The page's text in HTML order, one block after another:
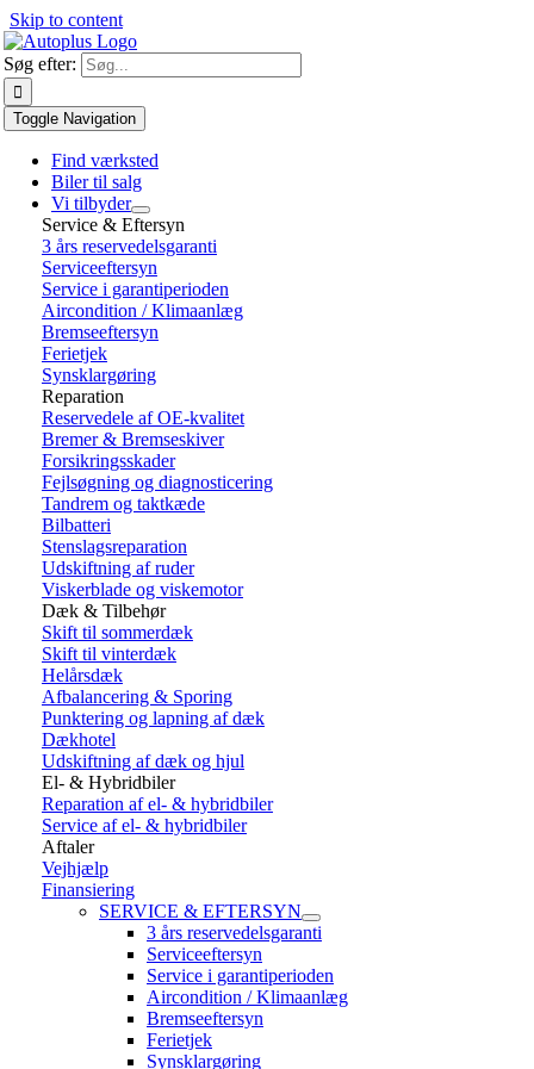
Skip to content
Søg efter:
Toggle Navigation
Find værksted
Biler til salg
Vi tilbyder
Service & Eftersyn
3 års reservedelsgaranti
Serviceeftersyn
Service i garantiperioden
Aircondition / Klimaanlæg
Bremseeftersyn
Ferietjek
Synsklargøring
Reparation
Reservedele af OE-kvalitet
Bremer & Bremseskiver
Forsikringsskader
Fejlsøgning og diagnosticering
Tandrem og taktkæde
Bilbatteri
Stenslagsreparation
Udskiftning af ruder
Viskerblade og viskemotor
Dæk & Tilbehør
Skift til sommerdæk
Skift til vinterdæk
Helårsdæk
Afbalancering & Sporing
Punktering og lapning af dæk
Dækhotel
Udskiftning af dæk og hjul
El- & Hybridbiler
Reparation af el- & hybridbiler
Service af el- & hybridbiler
Aftaler
Vejhjælp
Finansiering
SERVICE & EFTERSYN
3 års reservedelsgaranti
Serviceeftersyn
Service i garantiperioden
Aircondition / Klimaanlæg
Bremseeftersyn
Ferietjek
Synsklargøring